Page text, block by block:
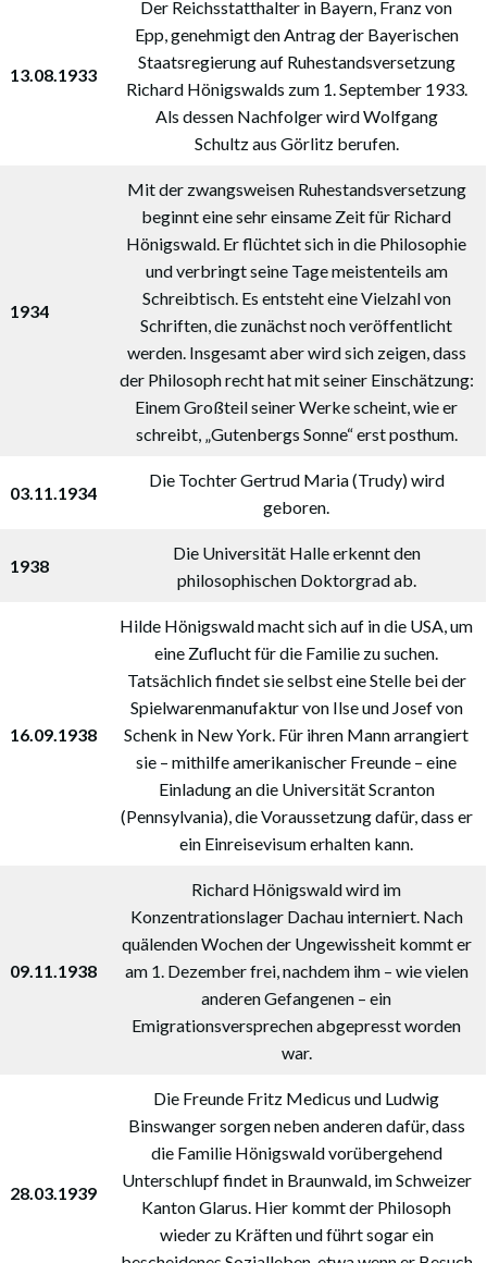
13.08.1933
Der Reichsstatthalter in Bayern, Franz von
Epp, genehmigt den Antrag der Bayerischen
Staatsregierung auf Ruhestandsversetzung
Richard Hönigswalds zum 1. September 1933.
Als dessen Nachfolger wird Wolfgang
Schultz aus Görlitz berufen.
1934
Mit der zwangsweisen Ruhestandsversetzung
beginnt eine sehr einsame Zeit für Richard
Hönigswald. Er flüchtet sich in die Philosophie
und verbringt seine Tage meistenteils am
Schreibtisch. Es entsteht eine Vielzahl von
Schriften, die zunächst noch veröffentlicht
werden. Insgesamt aber wird sich zeigen, dass
der Philosoph recht hat mit seiner Einschätzung:
Einem Großteil seiner Werke scheint, wie er
schreibt, „Gutenbergs Sonne“ erst posthum.
03.11.1934
Die Tochter Gertrud Maria (Trudy) wird
geboren.
1938
Die Universität Halle erkennt den
philosophischen Doktorgrad ab.
16.09.1938
Hilde Hönigswald macht sich auf in die USA, um
eine Zuflucht für die Familie zu suchen.
Tatsächlich findet sie selbst eine Stelle bei der
Spielwarenmanufaktur von Ilse und Josef von
Schenk in New York. Für ihren Mann arrangiert
sie – mithilfe amerikanischer Freunde – eine
Einladung an die Universität Scranton
(Pennsylvania), die Voraussetzung dafür, dass er
ein Einreisevisum erhalten kann.
09.11.1938
Richard Hönigswald wird im
Konzentrationslager Dachau interniert. Nach
quälenden Wochen der Ungewissheit kommt er
am 1. Dezember frei, nachdem ihm – wie vielen
anderen Gefangenen – ein
Emigrationsversprechen abgepresst worden
war.
28.03.1939
Die Freunde Fritz Medicus und Ludwig
Binswanger sorgen neben anderen dafür, dass
die Familie Hönigswald vorübergehend
Unterschlupf findet in Braunwald, im Schweizer
Kanton Glarus. Hier kommt der Philosoph
wieder zu Kräften und führt sogar ein